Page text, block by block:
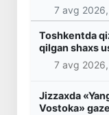
7 avg
Toshkentda
qilgan shaxs
7 avg
Jizzaxda
Vostoka»